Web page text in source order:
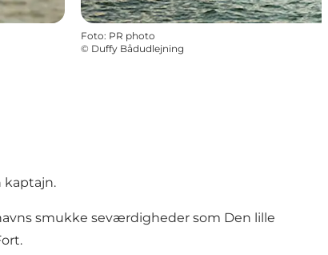
Foto: PR photo
© Duffy Bådudlejning
kaptajn.
smukke seværdigheder som Den lille